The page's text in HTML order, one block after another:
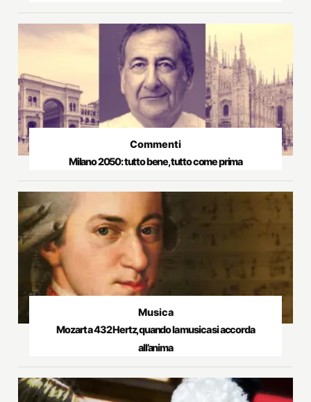
Commenti
Milano 2050: tutto bene, tutto come prima
Musica
Mozart a 432 Hertz, quando la musica si accorda
all’anima